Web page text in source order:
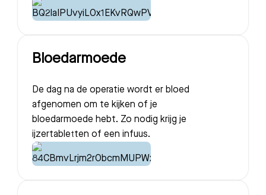
Bloedarmoede
De dag na de operatie wordt er bloed
afgenomen om te kijken of je
bloedarmoede hebt. Zo nodig krijg je
ijzertabletten of een infuus.